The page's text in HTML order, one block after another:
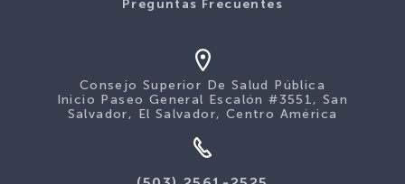
Consejo Superior De Salud Pública
Inicio Paseo General Escalón #3551, San
Salvador, El Salvador, Centro América
(503) 2561-2525